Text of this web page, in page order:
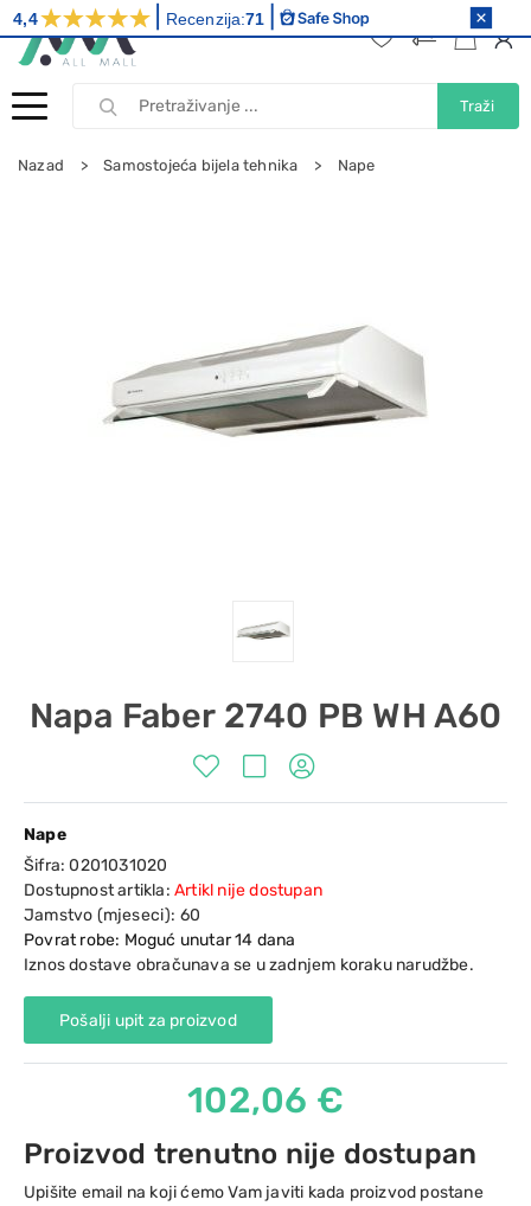
Traži
Nazad Samostojeća bijela tehnika Nape
Napa Faber 2740 PB WH A60
Nape
Šifra:0201031020
Dostupnost artikla: Artikl nije dostupan
Jamstvo (mjeseci): 60
Povrat robe: Moguć unutar 14 dana
Iznos dostave obračunava se u zadnjem koraku narudžbe.
Pošalji upit za proizvod
102,06 €
Proizvod trenutno nije dostupan
Upišite email na koji ćemo Vam javiti kada proizvod postane
4,4 Recenzija:71